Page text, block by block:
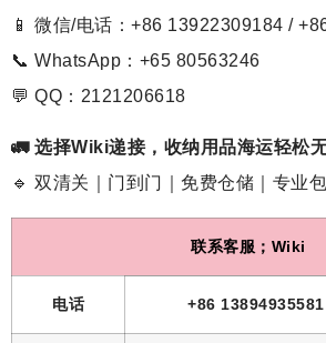
📱 微信/电话：+86 13922309184 /
📞 WhatsApp：+65 80563246
💬 QQ：2121206618
🚛 选择Wiki递接，收纳用品海运轻松无
🔹 双清关｜门到门｜免费仓储｜专业
联系客服；Wiki
电话 +86 13894935581